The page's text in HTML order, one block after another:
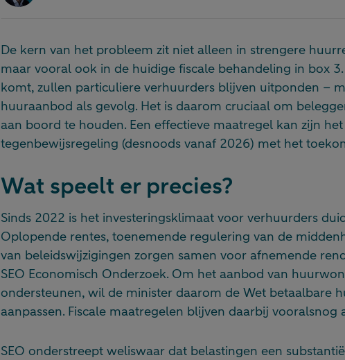
De kern van het probleem zit niet alleen in strengere
maar vooral ook in de huidige fiscale behandeling in box
komt, zullen particuliere verhuurders blijven uitponden –
huuraanbod als gevolg. Het is daarom cruciaal om
aan boord te houden. Een effectieve maatregel kan zijn
tegenbewijsregeling (desnoods vanaf 2026) met het
Wat speelt er precies?
Sinds 2022 is het investeringsklimaat voor verhuurders
Oplopende rentes, toenemende regulering van de
van beleidswijzigingen zorgen samen voor afnemende
SEO Economisch Onderzoek. Om het aanbod van
ondersteunen, wil de minister daarom de Wet betaalbare
aanpassen. Fiscale maatregelen blijven daarbij vooralsnog
SEO onderstreept weliswaar dat belastingen een